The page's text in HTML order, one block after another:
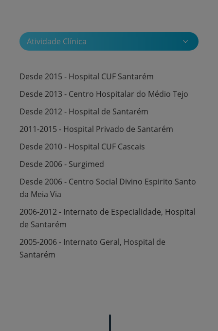
Atividade Clínica
Desde 2015 - Hospital CUF Santarém
Desde 2013 - Centro Hospitalar do Médio Tejo
Desde 2012 - Hospital de Santarém
2011-2015 - Hospital Privado de Santarém
Desde 2010 - Hospital CUF Cascais
Desde 2006 - Surgimed
Desde 2006 - Centro Social Divino Espirito Santo
da Meia Via
2006-2012 - Internato de Especialidade, Hospital
de Santarém
2005-2006 - Internato Geral, Hospital de
Santarém